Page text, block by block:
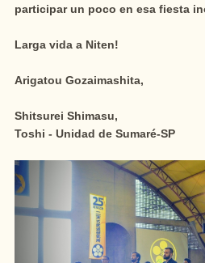
participar un poco en esa fiesta
Larga vida a Niten!
Arigatou Gozaimashita,
Shitsurei Shimasu,
Toshi - Unidad de Sumaré-SP